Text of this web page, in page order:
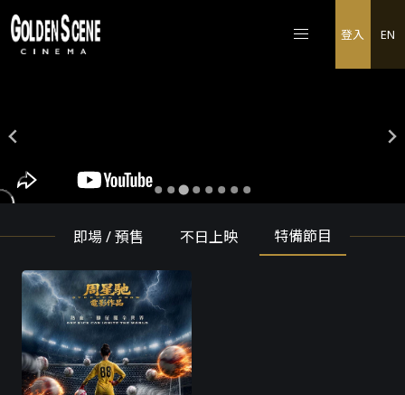
登入 EN
即場 / 預售 不日上映 特備節目